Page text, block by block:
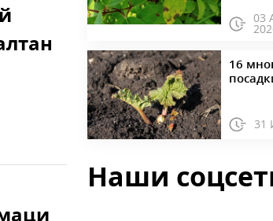
03
16
31
Наши